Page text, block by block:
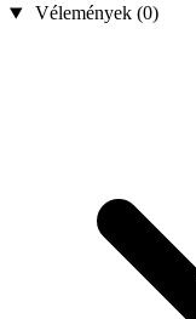
Vélemények (0)